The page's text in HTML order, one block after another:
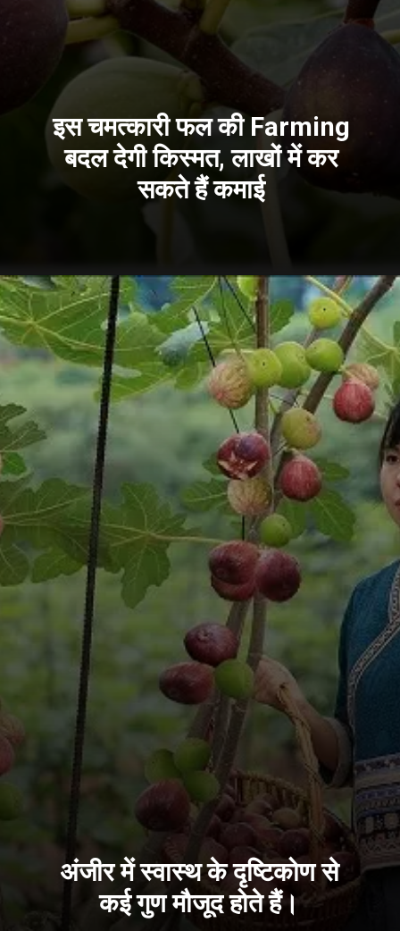
इस चमत्कारी फल की Farming
बदल देगी किस्मत, लाखों में कर
सकते हैं कमाई
अंजीर में स्वास्थ के दृष्टिकोण से
कई गुण मौजूद होते हैं।